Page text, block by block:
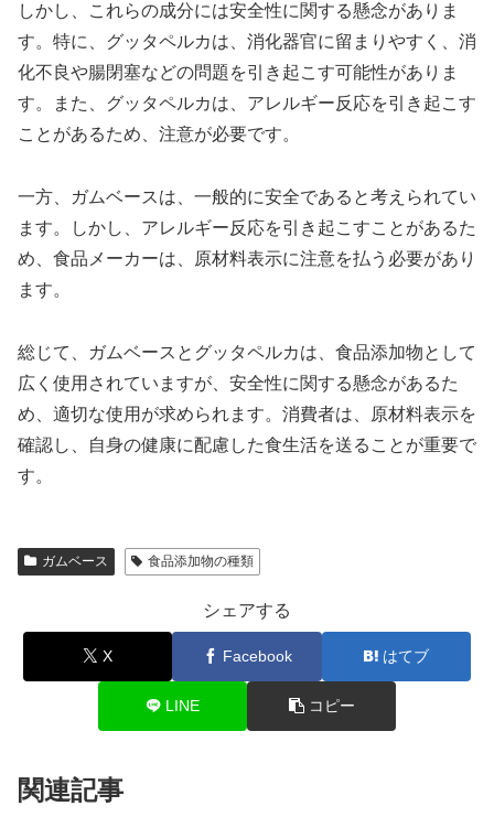
しかし、これらの成分には安全性に関する懸念がありま
す。特に、グッタペルカは、消化器官に留まりやすく、消
化不良や腸閉塞などの問題を引き起こす可能性がありま
す。また、グッタペルカは、アレルギー反応を引き起こす
ことがあるため、注意が必要です。
一方、ガムベースは、一般的に安全であると考えられてい
ます。しかし、アレルギー反応を引き起こすことがあるた
め、食品メーカーは、原材料表示に注意を払う必要があり
ます。
総じて、ガムベースとグッタペルカは、食品添加物として
広く使用されていますが、安全性に関する懸念があるた
め、適切な使用が求められます。消費者は、原材料表示を
確認し、自身の健康に配慮した食生活を送ることが重要で
す。
ガムベース 食品添加物の種類
シェアする
X Facebook はてブ
LINE コピー
関連記事